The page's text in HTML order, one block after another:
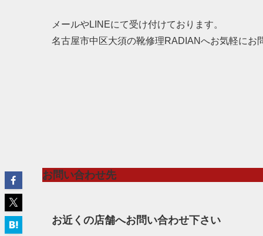
メールやLINEにて受け付けております。
名古屋市中区大須の靴修理RADIANへお気軽にお
お問い合わせ先
お近くの店舗へお問い合わせ下さい